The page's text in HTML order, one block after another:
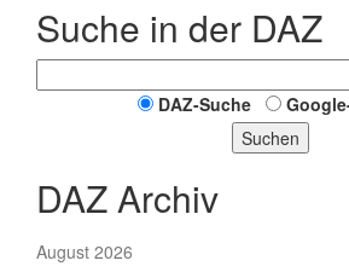
Suche in der DAZ
DAZ-Suche
Suchen
DAZ Archiv
August 2026